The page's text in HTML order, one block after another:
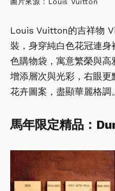
Louis Vuitton的吉祥物
裝，身穿純白色花冠連
色購物袋，寓意繁榮與
增添層次與光彩，右眼
花卉圖案，盡顯華麗格調。
馬年限定精品：